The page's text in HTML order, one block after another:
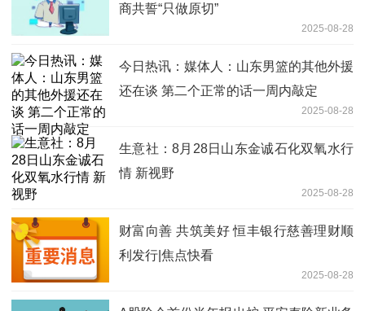
商共誓“只做原切”
2025-08-28
今日热讯：媒体人：山东男篮的其他外援
还在谈 第二个正常的话一周内敲定
2025-08-28
生意社：8月28日山东金诚石化双氧水行
情 新视野
2025-08-28
财富向善 共筑美好 恒丰银行慈善理财顺
利发行|焦点快看
2025-08-28